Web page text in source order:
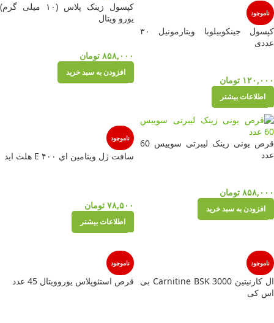
ناموجود
کپسول جینکوبیلوبا ویتارمونیل ۳۰
عددی
۱۲۰,۰۰۰ تومان
اطلاعات بیشتر
کپسول زینک پلاس (۱۰ میلی گرم)
یورو ویتال
۸۵۸,۰۰۰ تومان
افزودن به سبد خرید
قرص یونی زینک لیبرتی سوییس 60
عدد
۸۵۸,۰۰۰ تومان
افزودن به سبد خرید
ناموجود
سافت ژل ویتامین ای ۴۰۰ E هلث اید
۷۸,۵۰۰ تومان
اطلاعات بیشتر
ناموجود
ال کارنیتین Carnitine BSK 3000 بی
اس کی
ناموجود
قرص استئوپلاس یوروویتال 45 عدد